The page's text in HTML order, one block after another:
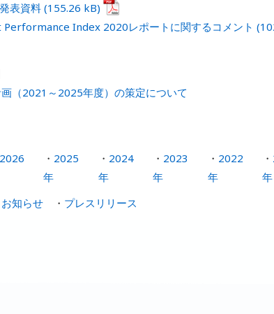
表資料
Index 2020レポートに関するコメント
（2021～2025年度）の策定について
2026
2025
年
2024
年
2023
年
2022
年
年
お知らせ
プレスリリース